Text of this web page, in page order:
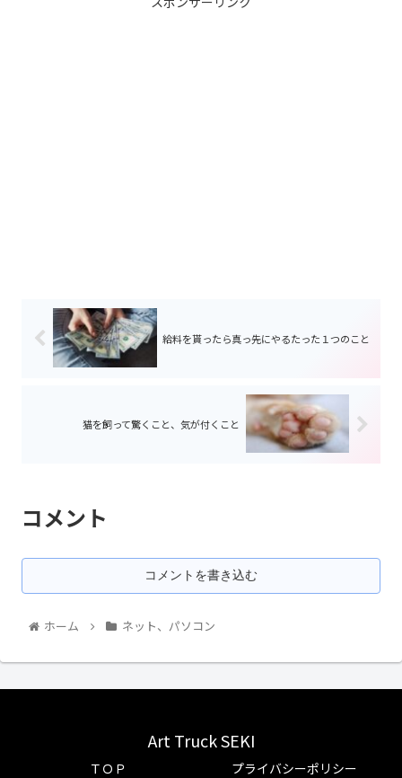
給料を貰ったら真っ先にやるたった１つのこと
猫を飼って驚くこと、気が付くこと
コメント
コメントを書き込む
ホーム ネット、パソコン
Art Truck SEKI
ＴＯＰ プライバシーポリシー